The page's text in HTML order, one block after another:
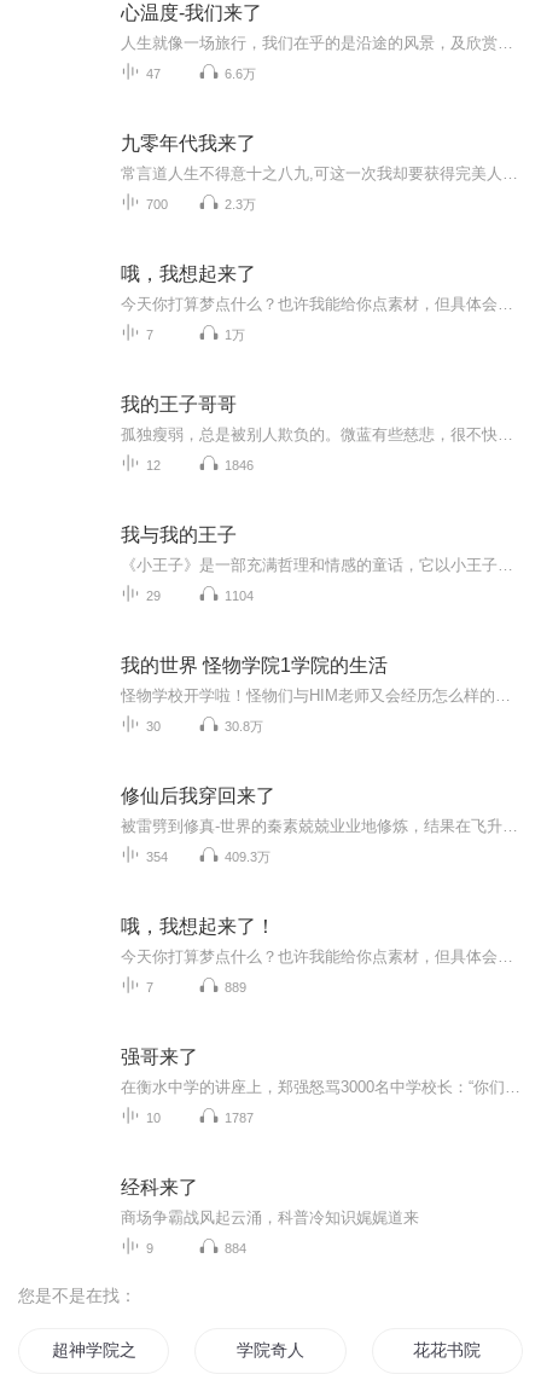
心温度-我们来了
47 6.6万
九零年代我来了
700 2.3万
哦，我想起来了
7 1万
我的王子哥哥
12 1846
我与我的王子
29 1104
我的世界 怪物学院1学院的生活
30 30.8万
修仙后我穿回来了
354 409.3万
哦，我想起来了！
7 889
强哥来了
10 1787
经科来了
商场争霸战风起云涌，科普冷知识娓娓道来
9 884
您是不是在找：
超神学院之最后的神 学院奇人 花花书院